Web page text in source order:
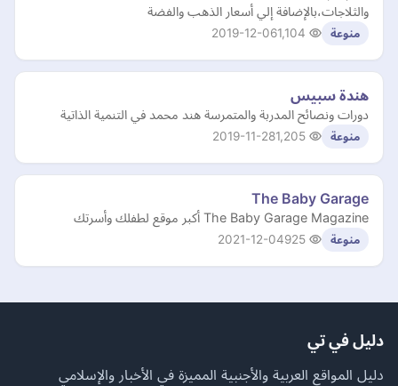
والثلاجات،بالإضافة إلي أسعار الذهب والفضة
منوعة 2019-12-06
هندة سبيس
دورات ونصائح المدربة والمتمرسة هند محمد في التنمية الذاتية
منوعة 2019-11-28
The Baby Garage
The Baby Garage Magazine أكبر موقع لطفلك وأسرتك
منوعة 2021-12-04
دليل في تي
دليل المواقع العربية والأجنبية المميزة في الأخبار والإسلامي